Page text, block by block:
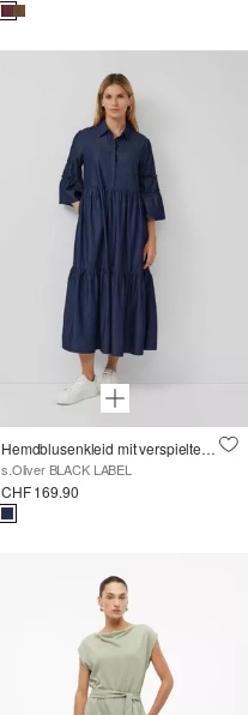
Hemdblusenkleid mit verspielten Volumen-Details
s.Oliver BLACK LABEL
CHF 169.90